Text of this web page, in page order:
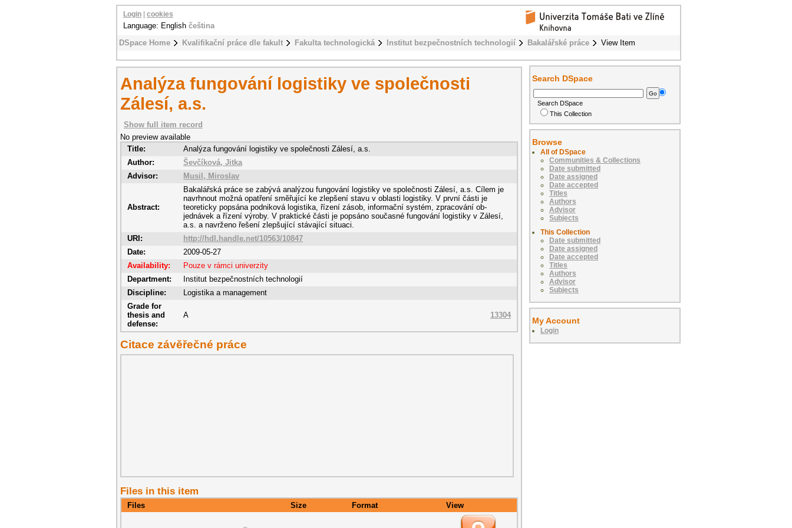
DSpace Home Kvalifikační práce dle fakult Fakulta technologická Institut bezpečnostních technologií Bakalářské práce View Item
Login cookies
Language: English čeština
Analýza fungování logistiky ve společnosti
Zálesí, a.s.
Show full item record
No preview available
Title:
Analýza fungování logistiky ve společnosti Zálesí, a.s.
Author:
Ševčíková, Jitka
Advisor:
Musil, Miroslav
Abstract:
Bakalářská práce se zabývá analýzou fungování logistiky ve společnosti Zálesí, a.s. Cílem je
navrhnout možná opatření směřující ke zlepšení stavu v oblasti logistiky. V první části je
teoreticky popsána podniková logistika, řízení zásob, informační systém, zpracování ob-
jednávek a řízení výroby. V praktické části je popsáno současné fungování logistiky v Zálesí,
a.s. a navrženo řešení zlepšující stávající situaci.
URI:
http://hdl.handle.net/10563/10847
Date:
2009-05-27
Availability:
Pouze v rámci univerzity
Department:
Institut bezpečnostních technologií
Discipline:
Logistika a management
Grade for
thesis and
defense:
A 13304
Citace závěřečné práce
Files in this item
Files Size Format View
Search DSpace
Search DSpace
This Collection
Browse
All of DSpace
Communities & Collections
Date submitted
Date assigned
Date accepted
Titles
Authors
Advisor
Subjects
This Collection
Date submitted
Date assigned
Date accepted
Titles
Authors
Advisor
Subjects
My Account
Login